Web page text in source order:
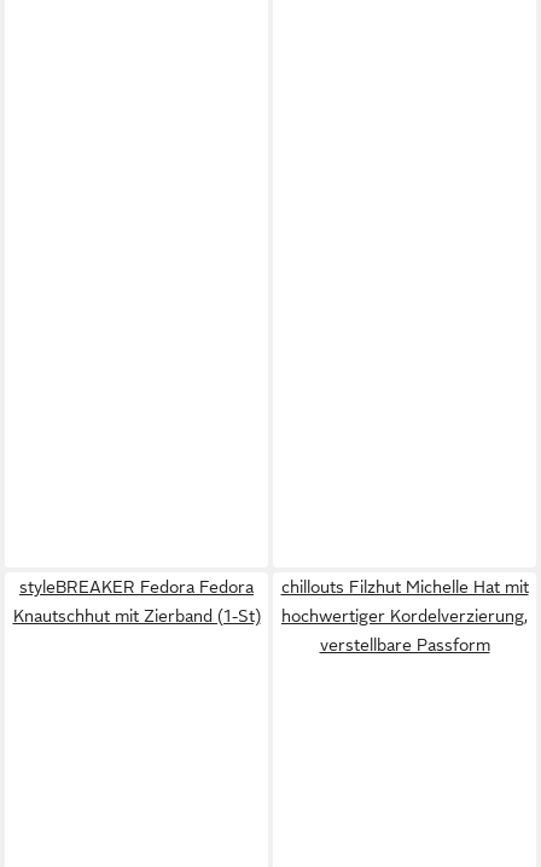
styleBREAKER Fedora Fedora
Knautschhut mit Zierband (1-St)
chillouts Filzhut Michelle Hat mit
hochwertiger Kordelverzierung,
verstellbare Passform